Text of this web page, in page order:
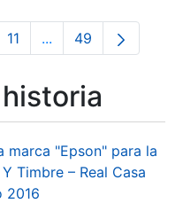
Use TAB to
Orrialdea
11 ...Intermediate Pages
Orrialdea
49
marca "Epson" para la
Timbre – Real Casa
2016